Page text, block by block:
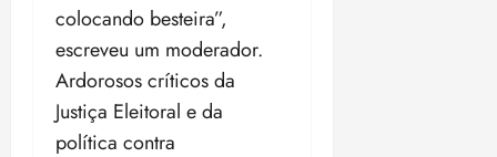
colocando besteira”,
escreveu um moderador.
Ardorosos críticos da
Justiça Eleitoral e da
política contra